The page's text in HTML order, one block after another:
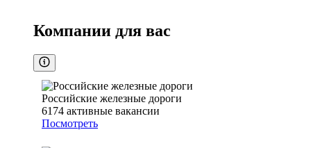
Компании для вас
Российские железные дороги
6174 активные вакансии
Посмотреть